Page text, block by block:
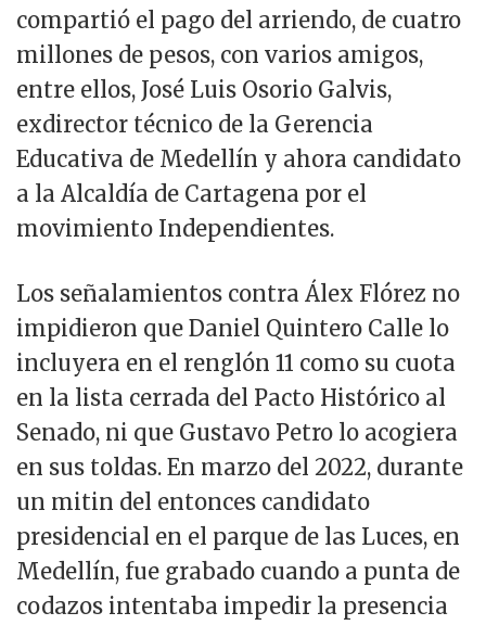
compartió el pago del arriendo, de cuatro
millones de pesos, con varios amigos,
entre ellos, José Luis Osorio Galvis,
exdirector técnico de la Gerencia
Educativa de Medellín y ahora candidato
a la Alcaldía de Cartagena por el
movimiento Independientes.
Los señalamientos contra Álex Flórez no
impidieron que Daniel Quintero Calle lo
incluyera en el renglón 11 como su cuota
en la lista cerrada del Pacto Histórico al
Senado, ni que Gustavo Petro lo acogiera
en sus toldas. En marzo del 2022, durante
un mitin del entonces candidato
presidencial en el parque de las Luces, en
Medellín, fue grabado cuando a punta de
codazos intentaba impedir la presencia